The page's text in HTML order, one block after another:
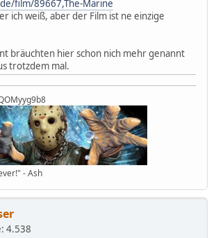
film/89667,The-Marine
ich weiß, aber der Film ist ne einzige
bräuchten hier schon nich mehr genannt
trotzdem mal.
RPQOMyyg9b8
- Ash
4.538